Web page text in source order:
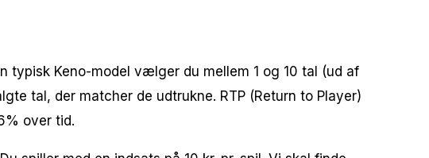
typisk Keno-model vælger du mellem 1 og 10 tal (ud af
tal, der matcher de udtrukne. RTP (Return to Player)
over tid.